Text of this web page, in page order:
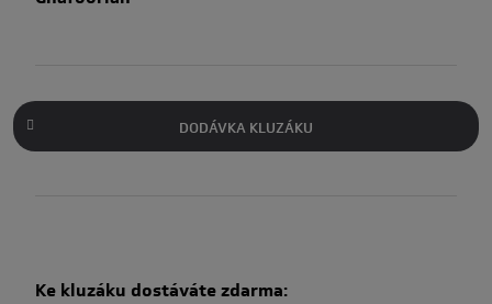
DODÁVKA KLUZÁKU
Ke kluzáku dostáváte zdarma: